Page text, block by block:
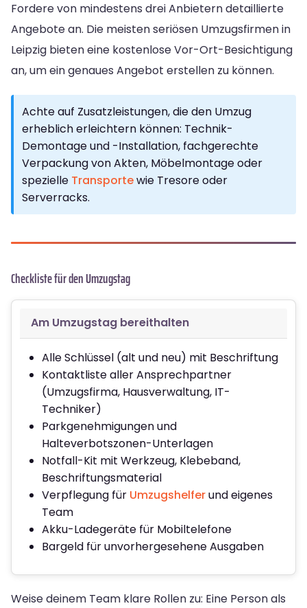
Fordere von mindestens drei Anbietern detaillierte
Angebote an. Die meisten seriösen Umzugsfirmen in
Leipzig bieten eine kostenlose Vor-Ort-Besichtigung
an, um ein genaues Angebot erstellen zu können.
Achte auf Zusatzleistungen, die den Umzug
erheblich erleichtern können: Technik-
Demontage und -Installation, fachgerechte
Verpackung von Akten, Möbelmontage oder
spezielle Transportewie Tresore oder
Serverracks.
Checkliste für den Umzugstag
Am Umzugstag bereithalten
Alle Schlüssel (alt und neu) mit Beschriftung
Kontaktliste aller Ansprechpartner
(Umzugsfirma, Hausverwaltung, IT-
Techniker)
Parkgenehmigungen und
Halteverbotszonen-Unterlagen
Notfall-Kit mit Werkzeug, Klebeband,
Beschriftungsmaterial
Verpflegung für Umzugshelferund eigenes
Team
Akku-Ladegeräte für Mobiltelefone
Bargeld für unvorhergesehene Ausgaben
Weise deinem Team klare Rollen zu: Eine Person als